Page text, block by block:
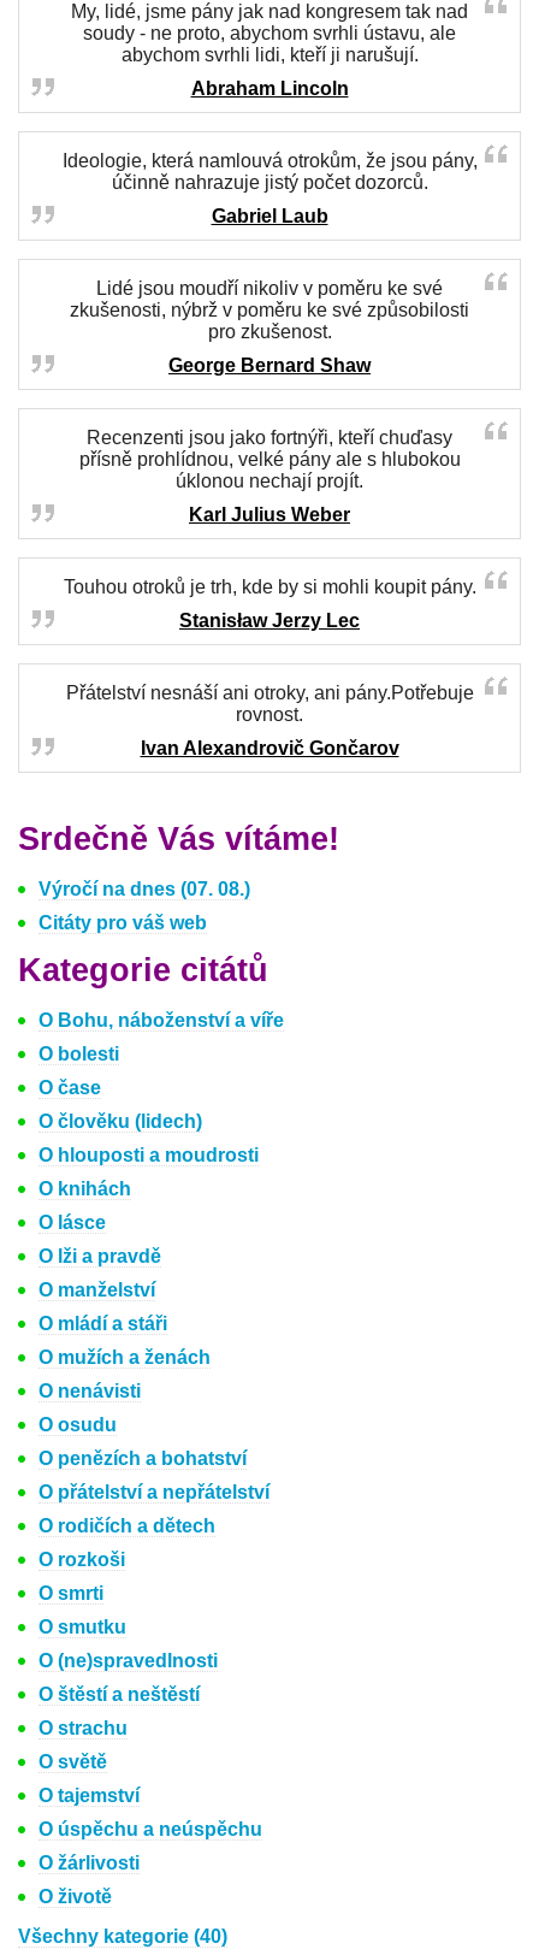
My, lidé, jsme pány jak nad kongresem tak nad
soudy - ne proto, abychom svrhli ústavu, ale
abychom svrhli lidi, kteří ji narušují.
Abraham Lincoln
Ideologie, která namlouvá otrokům, že jsou pány,
účinně nahrazuje jistý počet dozorců.
Gabriel Laub
Lidé jsou moudří nikoliv v poměru ke své
zkušenosti, nýbrž v poměru ke své způsobilosti
pro zkušenost.
George Bernard Shaw
Recenzenti jsou jako fortnýři, kteří chuďasy
přísně prohlídnou, velké pány ale s hlubokou
úklonou nechají projít.
Karl Julius Weber
Touhou otroků je trh, kde by si mohli koupit pány.
Stanisław Jerzy Lec
Přátelství nesnáší ani otroky, ani pány.Potřebuje
rovnost.
Ivan Alexandrovič Gončarov
Srdečně Vás vítáme!
Výročí na dnes (07. 08.)
Citáty pro váš web
Kategorie citátů
O Bohu, náboženství a víře
O bolesti
O čase
O člověku (lidech)
O hlouposti a moudrosti
O knihách
O lásce
O lži a pravdě
O manželství
O mládí a stáři
O mužích a ženách
O nenávisti
O osudu
O penězích a bohatství
O přátelství a nepřátelství
O rodičích a dětech
O rozkoši
O smrti
O smutku
O (ne)spravedlnosti
O štěstí a neštěstí
O strachu
O světě
O tajemství
O úspěchu a neúspěchu
O žárlivosti
O životě
Všechny kategorie (40)